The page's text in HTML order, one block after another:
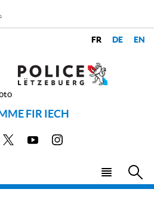
FIR IECH
YoutubeInstagram
Menu